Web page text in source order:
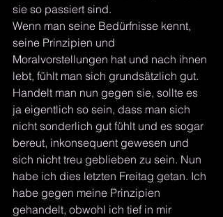
sie so passiert sind.
Wenn man seine Bedürfnisse kennt,
seine Prinzipien und
Moralvorstellungen hat und nach ihnen
lebt, fühlt man sich grundsätzlich gut.
Handelt man nun gegen sie, sollte es
ja eigentlich so sein, dass man sich
nicht sonderlich gut fühlt und es sogar
bereut, inkonsequent gewesen und
sich nicht treu geblieben zu sein. Nun
habe ich dies letzten Freitag getan. Ich
habe gegen meine Prinzipien
gehandelt, obwohl ich tief in mir